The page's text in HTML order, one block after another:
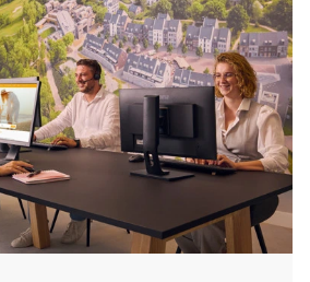
merveilleux été Autriche !
de votre choix pour voir si les
sont acceptés. Il est
votre animal de
de votre réservation et de payer